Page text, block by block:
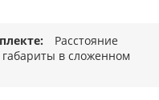
Расстояние
в сложенном